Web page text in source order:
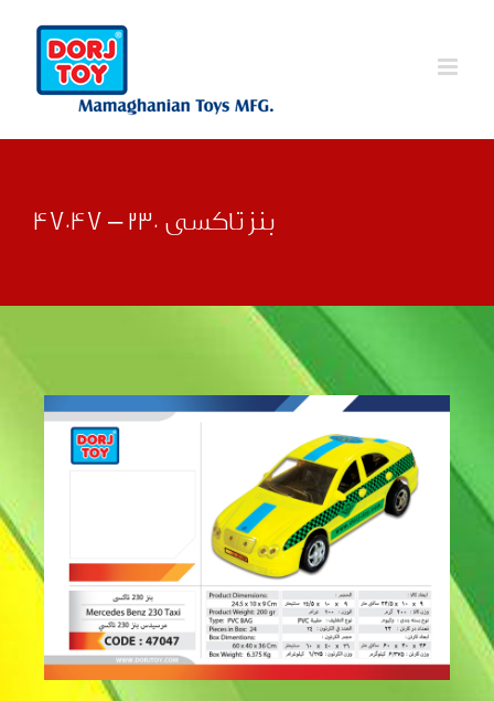
content
بنز تاکسی 230 – 47047
قبلی بعدی
بنز تاکسی 230 – 47047